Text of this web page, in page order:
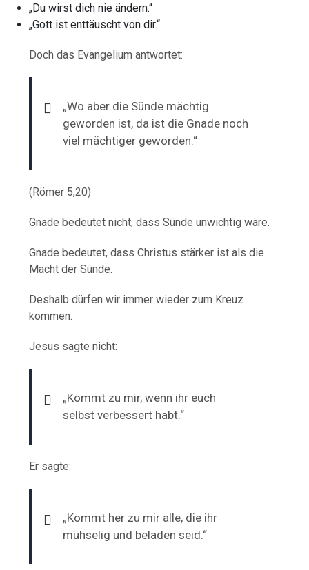
„Du wirst dich nie ändern.“
„Gott ist enttäuscht von dir.“
Doch das Evangelium antwortet:
„Wo aber die Sünde mächtig
geworden ist, da ist die Gnade noch
viel mächtiger geworden.“
(Römer 5,20)
Gnade bedeutet nicht, dass Sünde unwichtig wäre.
Gnade bedeutet, dass Christus stärker ist als die
Macht der Sünde.
Deshalb dürfen wir immer wieder zum Kreuz
kommen.
Jesus sagte nicht:
„Kommt zu mir, wenn ihr euch
selbst verbessert habt.“
Er sagte:
„Kommt her zu mir alle, die ihr
mühselig und beladen seid.“